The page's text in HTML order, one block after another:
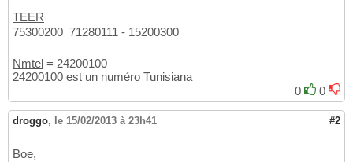
TEER
75300200  71280111 - 15200300
Nmtel = 24200100
24200100 est un numéro Tunisiana
0
0
droggo, le 15/02/2013 à 23h41 #2
Boe,